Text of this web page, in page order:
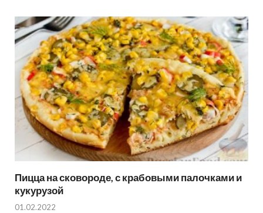
Пицца на сковороде, с крабовыми палочками и
кукурузой
01.02.2022